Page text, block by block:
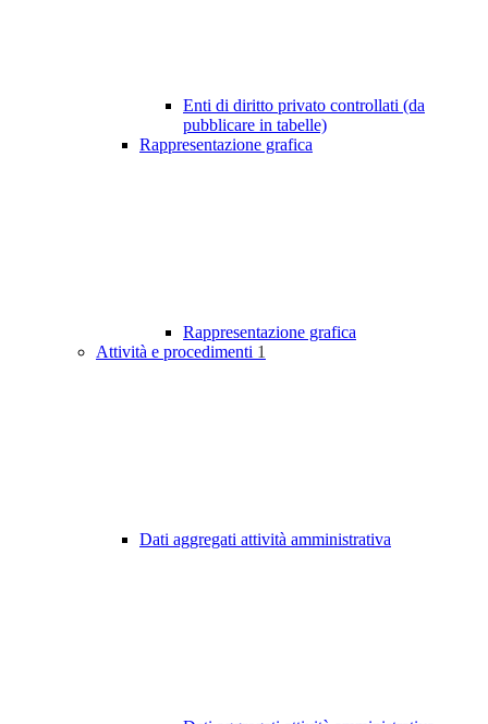
Enti di diritto privato controllati (da
pubblicare in tabelle)
Rappresentazione grafica
Rappresentazione grafica
Attività e procedimenti 1
Dati aggregati attività amministrativa